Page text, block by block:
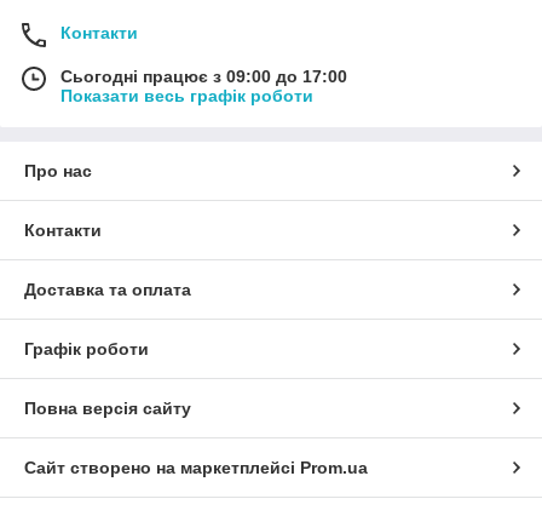
Контакти
Сьогодні працює з 09:00 до 17:00
Показати весь графік роботи
Про нас
Контакти
Доставка та оплата
Графік роботи
Повна версія сайту
Сайт створено на маркетплейсі Prom.ua